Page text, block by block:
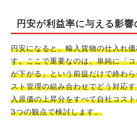
円安が利益率に与える影響
円安になると、輸入貨物の仕入れ
す。ここで重要なのは、単純に「
が下がる」という前提だけで終わ
スト管理の組み合わせでどう対応
入原価の上昇分をすべて自社コス
3つの観点で検討します。